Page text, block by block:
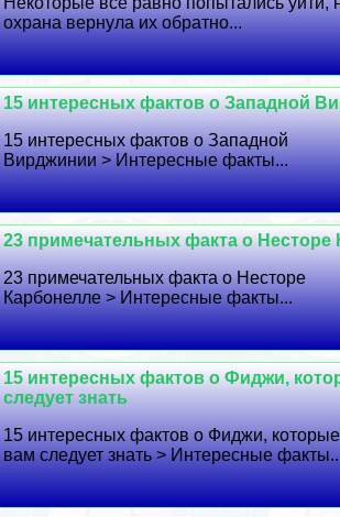
охрана вернула их обратно...
15 интересных фактов о Западной
15 интересных фактов о Западной
Вирджинии > Интересные факты...
23 примечательных факта о Несторе
23 примечательных факта о Несторе
Карбонелле > Интересные факты...
15 интересных фактов о Фиджи,
следует знать
15 интересных фактов о Фиджи, которые
вам следует знать > Интересные